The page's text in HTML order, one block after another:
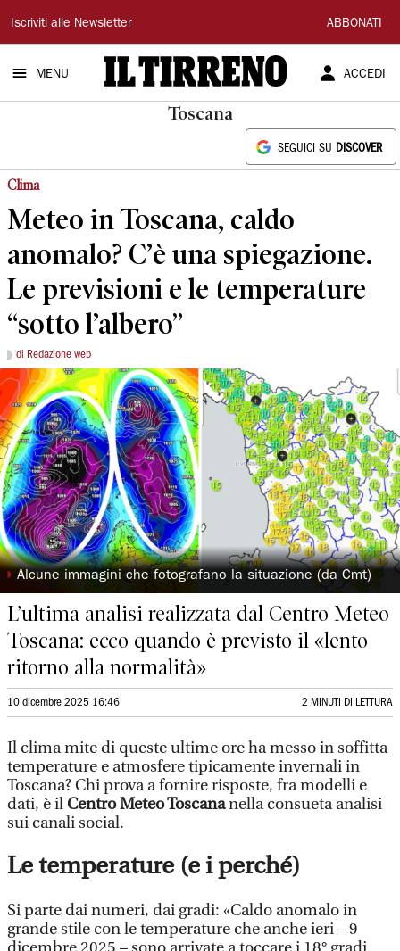
Il
Tirreno
Iscriviti alle Newsletter ABBONATI
MENU ACCEDI
Toscana
SEGUICI SU DISCOVER
Clima
Meteo in Toscana, caldo
anomalo? C’è una spiegazione.
Le previsioni e le temperature
“sotto l’albero”
di Redazione web
◗ Alcune immagini che fotografano la situazione (da Cmt)
L’ultima analisi realizzata dal Centro Meteo
Toscana: ecco quando è previsto il «lento
ritorno alla normalità»
10 dicembre 2025 16:46 2 MINUTI DI LETTURA
Il clima mite di queste ultime ore ha messo in soffitta
temperature e atmosfere tipicamente invernali in
Toscana? Chi prova a fornire risposte, fra modelli e
dati, è il Centro Meteo Toscananella consueta analisi
sui canali social.
Le temperature (e i perché)
Si parte dai numeri, dai gradi: «Caldo anomalo in
grande stile con le temperature che anche ieri – 9